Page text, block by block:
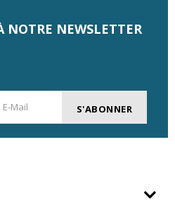
NOTRE NEWSLETTER
S'ABONNER